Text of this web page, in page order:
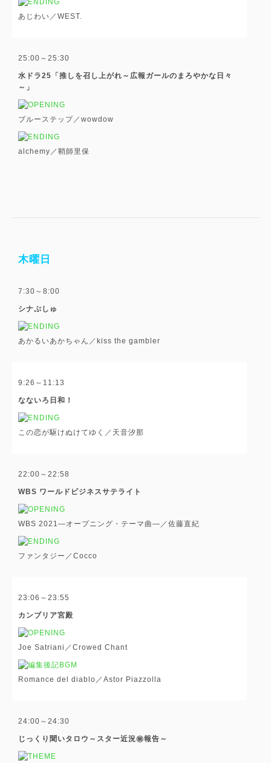
あじわい／WEST.
25:00～25:30
水ドラ25「推しを召し上がれ～広報ガールのまろやかな日々
～」
ブルーステップ／wowdow
alchemy／鞘師里保
木曜日
7:30～8:00
シナぷしゅ
あかるいあかちゃん／kiss the gambler
9:26～11:13
なないろ日和！
この恋が駆けぬけてゆく／天音汐那
22:00～22:58
WBS ワールドビジネスサテライト
WBS 2021―オープニング・テーマ曲―／佐藤直紀
ファンタジー／Cocco
23:06～23:55
カンブリア宮殿
Joe Satriani／Crowed Chant
Romance del diablo／Astor Piazzolla
24:00～24:30
じっくり聞いタロウ～スター近況㊙報告～